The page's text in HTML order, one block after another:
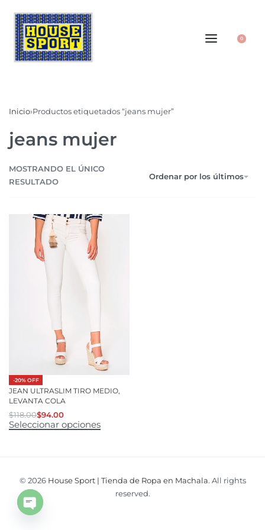
0
Inicio›Productos etiquetados “jeans mujer”
jeans mujer
MOSTRANDO EL ÚNICO
RESULTADO
Ordenar por los últimos
-20% OFF
JEAN ULTRASLIM TIRO MEDIO,
LEVANTA COLA
$118.00$94.00
Seleccionar opciones
© 2026 House Sport | Tienda de Ropa en Machala. All rights
reserved.
Open